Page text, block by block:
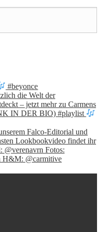
#beyonce
die Welt der
– jetzt mehr zu Carmens
IN DER BIO) #playlist
Falco-Editorial und
Lookbookvideo findet ihr
@verenavrn Fotos:
H&M: @carmitive